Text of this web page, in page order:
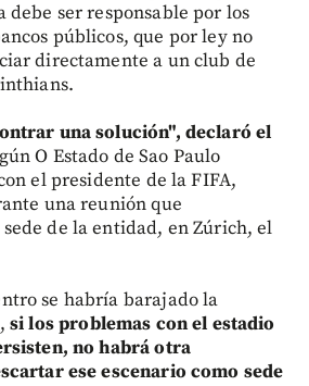
debe ser responsable por los
públicos, que por ley no
directamente a un club de
una solución", declaró el
O Estado de Sao Paulo
el presidente de la FIFA,
una reunión que
de la entidad, en Zúrich, el
se habría barajado la
si los problemas con el estadio
no habrá otra
ese escenario como sede